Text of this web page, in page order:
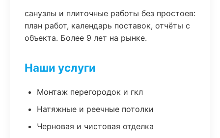
санузлы и плиточные работы без простоев:
план работ, календарь поставок, отчёты с
объекта. Более 9 лет на рынке.
Наши услуги
Монтаж перегородок и гкл
Натяжные и реечные потолки
Черновая и чистовая отделка